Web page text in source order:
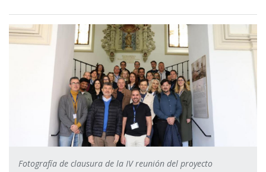
Fotografía de clausura de la IV reunión del proyecto